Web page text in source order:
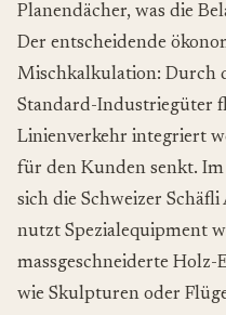
Planendächer, was die
Der entscheidende
Mischkalkulation: Durch
Standard-Industriegüter
Linienverkehr integriert
für den Kunden senkt.
sich die Schweizer
nutzt Spezialequipment
massgeschneiderte
wie Skulpturen oder